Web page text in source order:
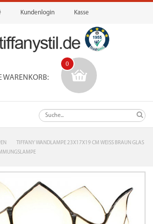
Kundenlogin Kasse
WARENKORB:
0
TIFFANY WANDLAMPE 23X17X19 CM WEISS BRAUN GLAS M